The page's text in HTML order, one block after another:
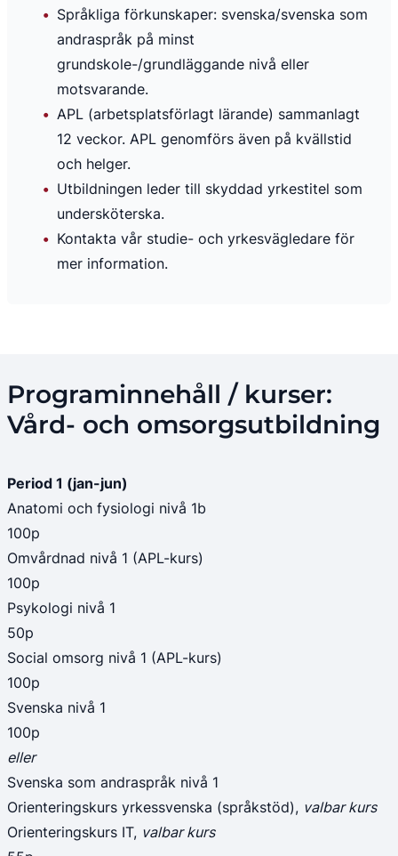
Språkliga förkunskaper: svenska/svenska som
andraspråk på minst
grundskole-/grundläggande nivå eller
motsvarande.
APL (arbetsplatsförlagt lärande) sammanlagt
12 veckor. APL genomförs även på kvällstid
och helger.
Utbildningen leder till skyddad yrkestitel som
undersköterska.
Kontakta vår studie- och yrkesvägledare för
mer information.
Programinnehåll / kurser:
Vård- och omsorgsutbildning
Period 1 (jan-jun)
Anatomi och fysiologi nivå 1b
100p
Omvårdnad nivå 1 (APL-kurs)
100p
Psykologi nivå 1
50p
Social omsorg nivå 1 (APL-kurs)
100p
Svenska nivå 1
100p
eller
Svenska som andraspråk nivå 1
Orienteringskurs yrkessvenska (språkstöd), valbar kurs
Orienteringskurs IT, valbar kurs